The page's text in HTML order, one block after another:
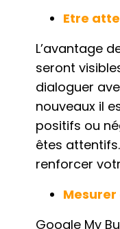
Etre
L’avantage
seront
dialoguer
nouveaux il
positifs ou
êtes
renforcer
Google My